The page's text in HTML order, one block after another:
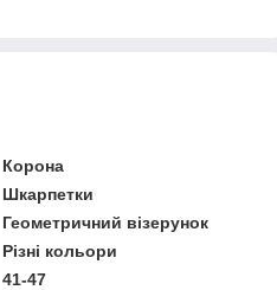
Корона
Шкарпетки
Геометричний візерунок
Різні кольори
41-47